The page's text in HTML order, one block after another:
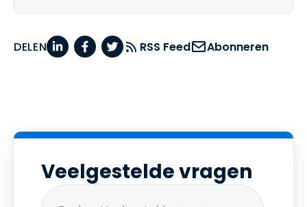
DELEN RSS Feed Abonneren
Veelgestelde vragen